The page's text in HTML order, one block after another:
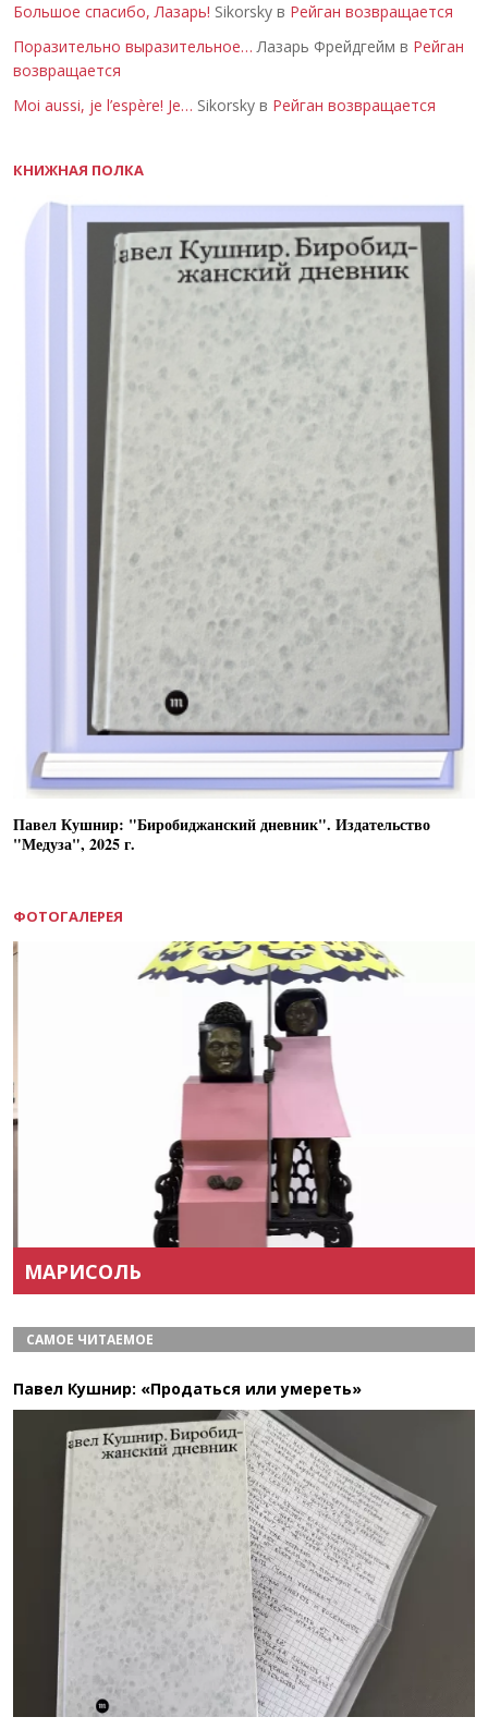
Большое спасибо, Лазарь! Sikorsky в Рейган возвращается
Поразительно выразительное… Лазарь Фрейдгейм в Рейган
возвращается
Moi aussi, je l’espère! Je… Sikorsky в Рейган возвращается
КНИЖНАЯ ПОЛКА
Павел Кушнир: "Биробиджанский дневник". Издательство
"Медуза", 2025 г.
ФОТОГАЛЕРЕЯ
МАРИСОЛЬ
САМОЕ ЧИТАЕМОЕ
Павел Кушнир: «Продаться или умереть»